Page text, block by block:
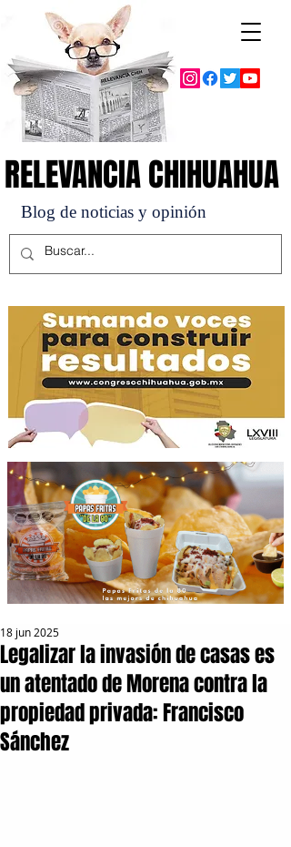
Blog de noticias y opinión
RELEVANCIA CHIHUAHUA
RELEVANCIA CHIHUAHUA
Legalizar la invasión de casas es
un atentado de Morena contra la
propiedad privada: Francisco
Sánchez
18 jun 2025